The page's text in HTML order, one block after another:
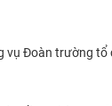
vụ Đoàn trường